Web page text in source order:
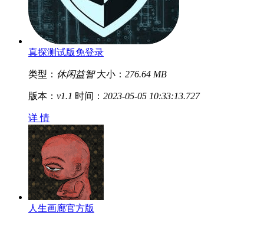
真探测试版免登录
类型： 休闲益智 大小： 276.64 MB
版本： v1.1 时间： 2023-05-05 10:33:13.727
详 情
人生画廊官方版